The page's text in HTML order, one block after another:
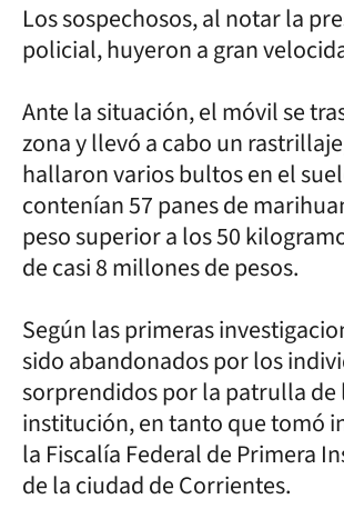
Los sospechosos, al notar la
policial, huyeron a gran
Ante la situación, el móvil se
zona y llevó a cabo un
hallaron varios bultos en el
contenían 57 panes de
peso superior a los 50
de casi 8 millones de pesos.
Según las primeras
sido abandonados por los
sorprendidos por la patrulla de
institución, en tanto que tomó
la Fiscalía Federal de Primera
de la ciudad de Corrientes.